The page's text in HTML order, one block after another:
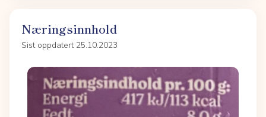
Næringsinnhold
Sist oppdatert 25.10.2023